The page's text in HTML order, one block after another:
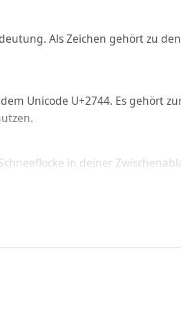
Als Zeichen gehört zu
Unicode U+2744. Es gehört
in deiner
geräteübergreifend auf
dargestellt.